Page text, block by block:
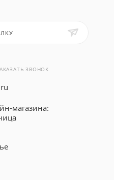
ЗВОНОК
магазина: